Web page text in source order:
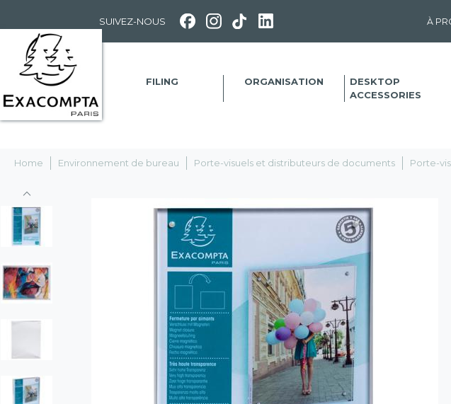
SUIVEZ-NOUS À
FILING ORGANISATION
DESKTOP
ACCESSORIES
Home Environnement de bureau Porte-visuels et distributeurs de documents Porte-